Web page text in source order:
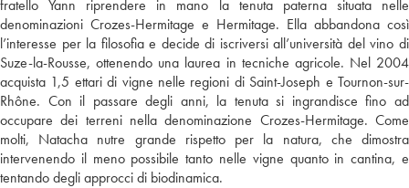
fratello Yann riprendere in mano la tenuta paterna situata nelle
denominazioni Crozes-Hermitage e Hermitage. Ella abbandona così
l’interesse per la filosofia e decide di iscriversi all’università del vino di
Suze-la-Rousse, ottenendo una laurea in tecniche agricole. Nel 2004
acquista 1,5 ettari di vigne nelle regioni di Saint-Joseph e Tournon-sur-
Rhône. Con il passare degli anni, la tenuta si ingrandisce fino ad
occupare dei terreni nella denominazione Crozes-Hermitage. Come
molti, Natacha nutre grande rispetto per la natura, che dimostra
intervenendo il meno possibile tanto nelle vigne quanto in cantina, e
tentando degli approcci di biodinamica.